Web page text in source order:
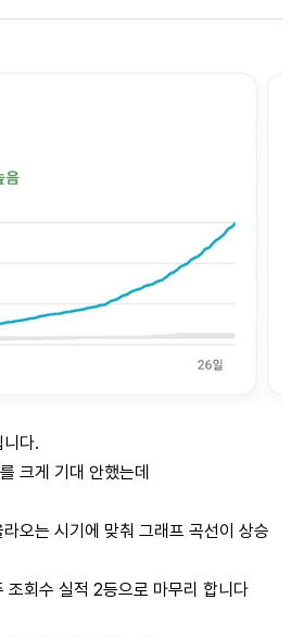
다.
크게 기대 안했는데
오는 시기에 맞춰 그래프 곡선이 상승
조회수 실적 2등으로 마무리 합니다